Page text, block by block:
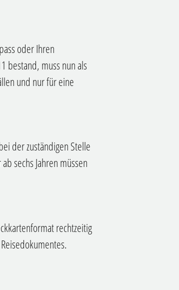
oder Ihren
bestand, muss nun als
und nur für eine
der zuständigen Stelle
sechs Jahren müssen
rechtzeitig